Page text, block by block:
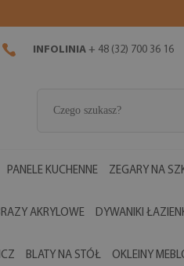
INFOLINIA + 48 (32) 700 36 16
PANELE KUCHENNE ZEGARY NA
AKRYLOWE DYWANIKI
BLATY NA STÓŁ OKLEINY